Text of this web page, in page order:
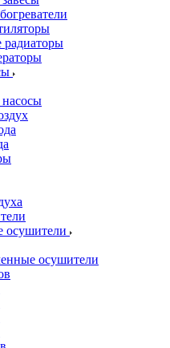
осушители